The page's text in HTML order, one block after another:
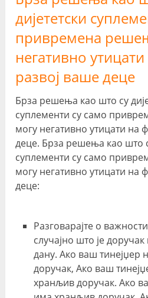
дијететски
привремена
негативно
развој ваше деце
Брза решења као што су
суплементи су само
могу негативно утицати на
деце. Брза решења као што
суплементи су само
могу негативно утицати на
деце:
Разговарајте о
случајно што је
дану. Ако ваш тинејџер
доручак, Ако ваш
хранљив доручак. Ако